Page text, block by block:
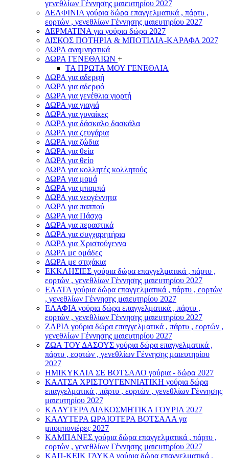
γενεθλίων Γέννησης μαιευτηρίου 2027
ΔΕΛΦΙΝΙΑ γούρια δώρα επαγγελματικά , πάρτυ ,
εορτών , γενεθλίων Γέννησης μαιευτηρίου 2027
ΔΕΡΜΑΤΙΝΑ για γούρια δώρα 2027
ΔΙΣΚΟΣ ΠΟΤΗΡΙΑ & ΜΠΟΤΙΛΙΑ-ΚΑΡΑΦΑ 2027
ΔΩΡΑ αναμνηστικά
ΔΩΡΑ ΓΕΝΕΘΛΙΩΝ +
ΤΑ ΠΡΩΤΑ ΜΟΥ ΓΕΝΕΘΛΙΑ
ΔΩΡΑ για αδερφή
ΔΩΡΑ για αδερφό
ΔΩΡΑ για γενέθλια γιορτή
ΔΩΡΑ για γιαγιά
ΔΩΡΑ για γυναίκες
ΔΩΡΑ για δάσκαλο δασκάλα
ΔΩΡΑ για ζευγάρια
ΔΩΡΑ για ζώδια
ΔΩΡΑ για θεία
ΔΩΡΑ για θείο
ΔΩΡΑ για κολλητές κολλητούς
ΔΩΡΑ για μαμά
ΔΩΡΑ για μπαμπά
ΔΩΡΑ για νεογέννητα
ΔΩΡΑ για παππού
ΔΩΡΑ για Πάσχα
ΔΩΡΑ για περαστικά
ΔΩΡΑ για συγχαρητήρια
ΔΩΡΑ για Χριστούγεννα
ΔΩΡΑ με ομάδες
ΔΩΡΑ με στιχάκια
ΕΚΚΛΗΣΙΕΣ γούρια δώρα επαγγελματικά , πάρτυ ,
εορτών , γενεθλίων Γέννησης μαιευτηρίου 2027
ΕΛΑΤΑ γούρια δώρα επαγγελματικά , πάρτυ , εορτών
, γενεθλίων Γέννησης μαιευτηρίου 2027
ΕΛΑΦΙΑ γούρια δώρα επαγγελματικά , πάρτυ ,
εορτών , γενεθλίων Γέννησης μαιευτηρίου 2027
ΖΑΡΙΑ γούρια δώρα επαγγελματικά , πάρτυ , εορτών ,
γενεθλίων Γέννησης μαιευτηρίου 2027
ΖΩΑ ΤΟΥ ΔΑΣΟΥΣ γούρια δώρα επαγγελματικά ,
πάρτυ , εορτών , γενεθλίων Γέννησης μαιευτηρίου
2027
ΗΜΙΚΥΚΛΙΑ ΣΕ ΒΟΤΣΑΛΟ γούρια - δώρα 2027
ΚΑΛΤΣΑ ΧΡΙΣΤΟΥΓΕΝΝΙΑΤΙΚΗ γούρια δώρα
επαγγελματικά , πάρτυ , εορτών , γενεθλίων Γέννησης
μαιευτηρίου 2027
ΚΑΛΥΤΕΡΑ ΔΙΑΚΟΣΜΗΤΙΚΑ ΓΟΥΡΙΑ 2027
ΚΑΛΥΤΕΡΑ ΩΡΑΙΟΤΕΡΑ ΒΟΤΣΑΛΑ γα
μπομπονιέρες 2027
ΚΑΜΠΑΝΕΣ γούρια δώρα επαγγελματικά , πάρτυ ,
εορτών , γενεθλίων Γέννησης μαιευτηρίου 2027
ΚΑΠ-ΚΕΙΚ ΓΛΥΚΑ γούρια δώρα επαγγελματικά ,